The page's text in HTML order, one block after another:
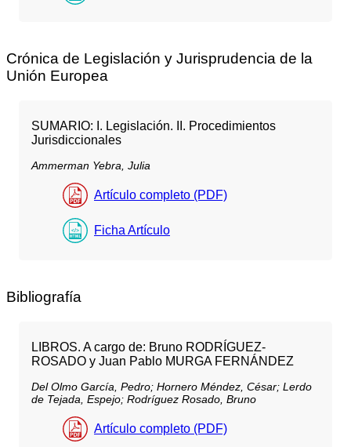
Crónica de Legislación y Jurisprudencia de la
Unión Europea
SUMARIO: I. Legislación. II. Procedimientos
Jurisdiccionales
Ammerman Yebra, Julia
Artículo completo (PDF)
Ficha Artículo
Bibliografía
LIBROS. A cargo de: Bruno RODRÍGUEZ-
ROSADO y Juan Pablo MURGA FERNÁNDEZ
Del Olmo García, Pedro; Hornero Méndez, César; Lerdo
de Tejada, Espejo; Rodríguez Rosado, Bruno
Artículo completo (PDF)